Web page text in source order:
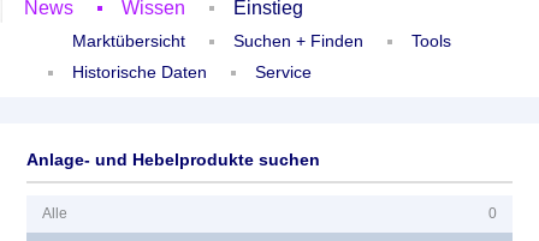
News
Wissen Einstieg
Marktübersicht Suchen + Finden
Tools
Historische Daten
Service
Anlage- und Hebelprodukte suchen
Alle 0